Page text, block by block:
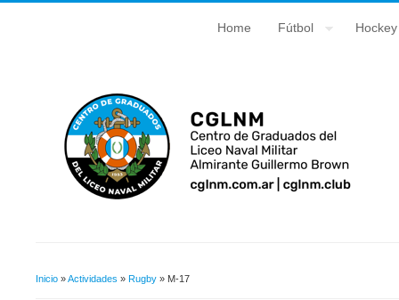
Home Fútbol Hockey
Inicio »Actividades » Rugby » M-17